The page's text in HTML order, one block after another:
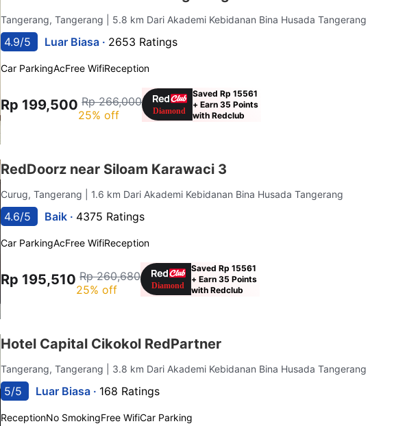
Tangerang, Tangerang | 5.8 km Dari Akademi Kebidanan Bina Husada Tangerang
4.9/5 Luar Biasa · 2653 Ratings
Car ParkingAcFree WifiReception
Rp 199,500 Rp 266,000
25% off
Saved Rp 15561
+ Earn 35 Points
with Redclub
RedDoorz near Siloam Karawaci 3
Curug, Tangerang | 1.6 km Dari Akademi Kebidanan Bina Husada Tangerang
4.6/5 Baik · 4375 Ratings
Car ParkingAcFree WifiReception
Rp 195,510 Rp 260,680
25% off
Saved Rp 15561
+ Earn 35 Points
with Redclub
Hotel Capital Cikokol RedPartner
Tangerang, Tangerang | 3.8 km Dari Akademi Kebidanan Bina Husada Tangerang
5/5 Luar Biasa · 168 Ratings
ReceptionNo SmokingFree WifiCar Parking